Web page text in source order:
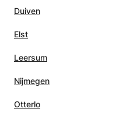
Duiven
Elst
Leersum
Nijmegen
Otterlo